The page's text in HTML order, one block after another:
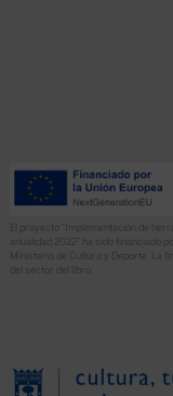
El proyecto “Implementación de
anualidad 2022” ha sido financiado
Ministerio de Cultura y Deporte. La
del sector del libro.